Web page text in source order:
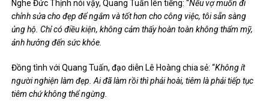
Nghe Đức Thịnh nói vậy, Quang Tuấn lên tiếng: “Nếu vợ muốn đi
chỉnh sửa cho đẹp để ngắm và tốt hơn cho công việc, tôi sẵn sàng
ủng hộ. Chỉ có điều kiện, không cảm thấy hoàn toàn không thẩm mỹ,
ảnh hưởng đến sức khỏe.
Đồng tình với Quang Tuấn, đạo diễn Lê Hoàng chia sẻ: “Không ít
người nghiện làm đẹp. Ai đã làm rồi thì phải hoài, tiêm là phải tiếp tục
tiêm chứ không thể ngừng.